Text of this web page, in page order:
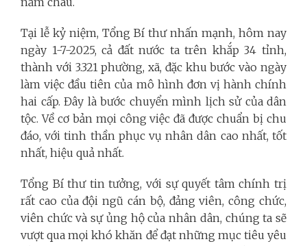
Tại lễ kỷ niệm, Tổng Bí thư nhấn mạnh, hôm nay
ngày 1-7-2025, cả đất nước ta trên khắp 34 tỉnh,
thành với 3.321 phường, xã, đặc khu bước vào ngày
làm việc đầu tiên của mô hình đơn vị hành chính
hai cấp. Đây là bước chuyển mình lịch sử của dân
tộc. Về cơ bản mọi công việc đã được chuẩn bị chu
đáo, với tinh thần phục vụ nhân dân cao nhất, tốt
nhất, hiệu quả nhất.
Tổng Bí thư tin tưởng, với sự quyết tâm chính trị
rất cao của đội ngũ cán bộ, đảng viên, công chức,
viên chức và sự ủng hộ của nhân dân, chúng ta sẽ
vượt qua mọi khó khăn để đạt những mục tiêu yêu